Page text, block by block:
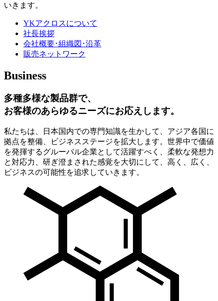
いきます。
YKアクロスについて
社長挨拶
会社概要･組織図･沿革
販売ネットワーク
Business
多種多様な製品群で、
お客様のあらゆるニーズにお応えします。
私たちは、日本国内での専門知識を生かして、アジア各国に
拠点を整備、ビジネスステージを拡大します。世界中で価値
を発揮するグルーバル企業として活躍すべく、柔軟な発想力
と対応力、研ぎ澄まされた感覚を大切にして、高く、広く、
ビジネスの可能性を追求していきます。